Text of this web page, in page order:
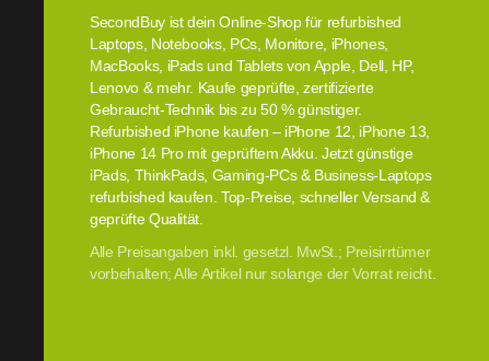
SecondBuy ist dein Online-Shop für refurbished
Laptops, Notebooks, PCs, Monitore, iPhones,
MacBooks, iPads und Tablets von Apple, Dell, HP,
Lenovo & mehr. Kaufe geprüfte, zertifizierte
Gebraucht-Technik bis zu 50 % günstiger.
Refurbished iPhone kaufen – iPhone 12, iPhone 13,
iPhone 14 Pro mit geprüftem Akku. Jetzt günstige
iPads, ThinkPads, Gaming-PCs & Business-Laptops
refurbished kaufen. Top-Preise, schneller Versand &
geprüfte Qualität.
Alle Preisangaben inkl. gesetzl. MwSt.; Preisirrtümer
vorbehalten; Alle Artikel nur solange der Vorrat reicht.